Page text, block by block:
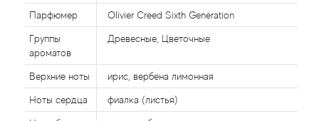
Парфюмер Olivier Creed Sixth Generation
Группы
ароматов
Древесные, Цветочные
Верхние ноты ирис, вербена лимонная
Ноты сердца фиалка (листья)
Alexandre Barthet
Alexandre J
Alfred Dunhill